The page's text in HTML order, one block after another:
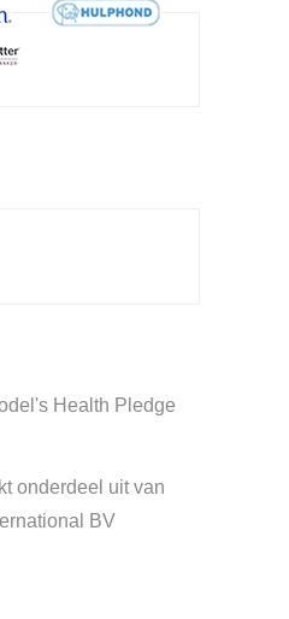
Health Pledge
onderdeel uit van
BV